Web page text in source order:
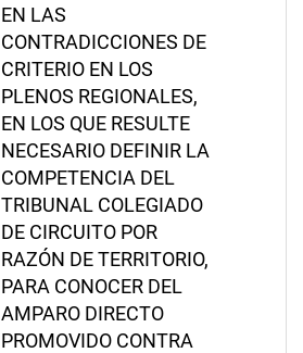
EN LAS
CONTRADICCIONES DE
CRITERIO EN LOS
PLENOS REGIONALES,
EN LOS QUE RESULTE
NECESARIO DEFINIR LA
COMPETENCIA DEL
TRIBUNAL COLEGIADO
DE CIRCUITO POR
RAZÓN DE TERRITORIO,
PARA CONOCER DEL
AMPARO DIRECTO
PROMOVIDO CONTRA